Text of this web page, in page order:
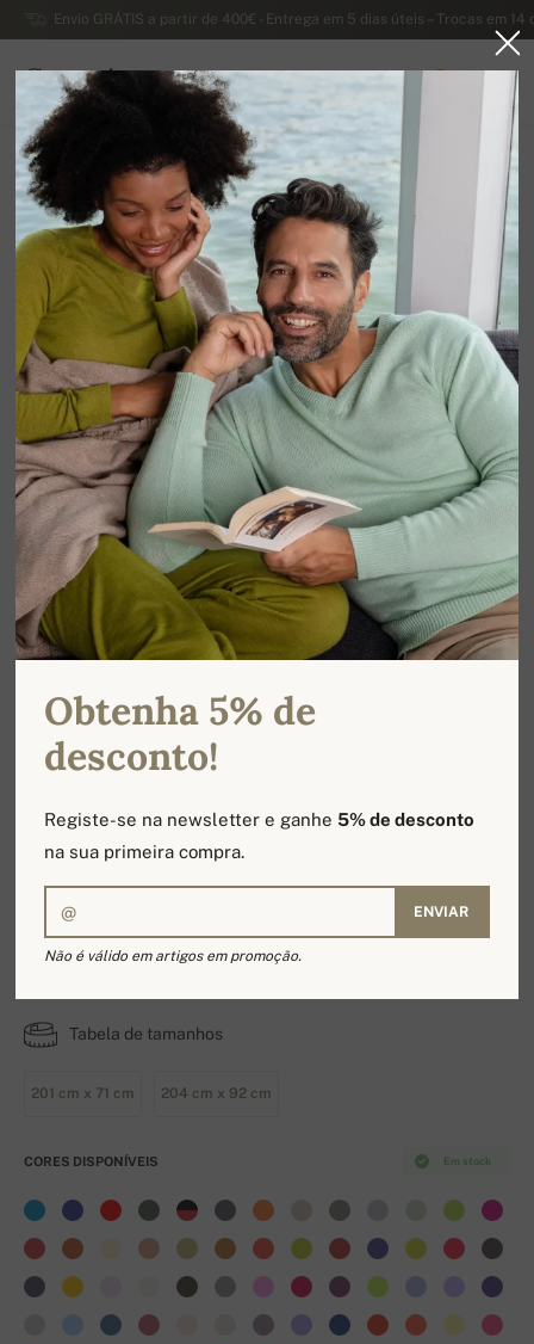
Envio GRÁTIS a partir de 400€ - Entrega em 5 dias úteis – Trocas em
Caxemira
PORTUGAL
Página principal Pashminas
Diamant
Tabela de tamanhos
201 cm x 71 cm 204 cm x 92 cm
Em stock
CORES DISPONÍVEIS
Obtenha 5% de
desconto!
Registe-se na newsletter e ganhe5% de desconto
na sua primeira compra.
ENVIAR
Não é válido em artigos em promoção.